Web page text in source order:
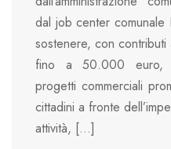
dal job center comunale
sostenere, con
fino a 50.000 euro,
progetti commerciali
cittadini a fronte
attività, […]